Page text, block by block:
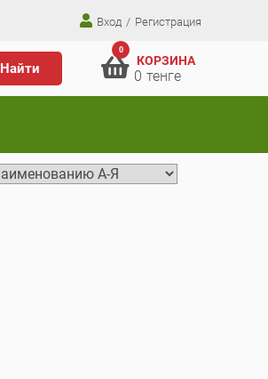
Вход / Регистрация
Найти
0
КОРЗИНА
0 тенге